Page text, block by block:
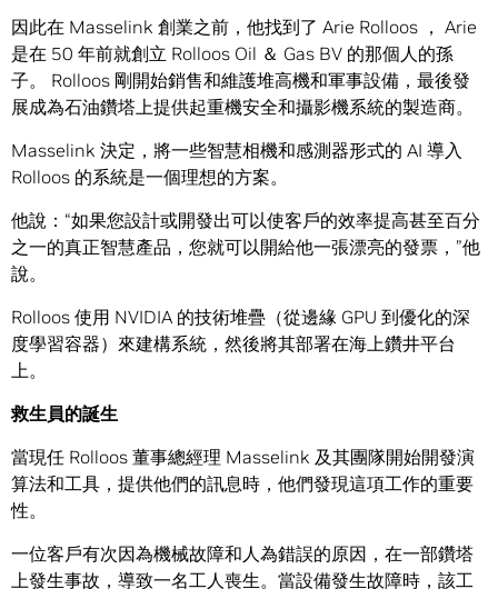
因此在 Masselink 創業之前，他找到了 Arie Rolloos ， Arie
是在 50 年前就創立 Rolloos Oil ＆ Gas BV 的那個人的孫
子。 Rolloos 剛開始銷售和維護堆高機和軍事設備，最後發
展成為石油鑽塔上提供起重機安全和攝影機系統的製造商。
Masselink 決定，將一些智慧相機和感測器形式的 AI 導入
Rolloos 的系統是一個理想的方案。
他說：“如果您設計或開發出可以使客戶的效率提高甚至百分
之一的真正智慧產品，您就可以開給他一張漂亮的發票，”他
說。
Rolloos 使用 NVIDIA 的技術堆疊（從邊緣 GPU 到優化的深
度學習容器）來建構系統，然後將其部署在海上鑽井平台
上。
救生員的誕生
當現任 Rolloos 董事總經理 Masselink 及其團隊開始開發演
算法和工具，提供他們的訊息時，他們發現這項工作的重要
性。
一位客戶有次因為機械故障和人為錯誤的原因，在一部鑽塔
上發生事故，導致一名工人喪生。當設備發生故障時，該工